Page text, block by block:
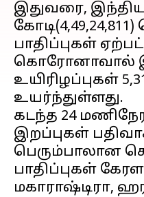
இதுவரை,
பாதிப்புகள்
கொரோனாவால்
உயிரிழப்புகள்
உயர்ந்துள்ளது.
கடந்த 24
இறப்புகள்
பெரும்பாலான
பாதிப்புகள்
மகாராஷ்டிரா,